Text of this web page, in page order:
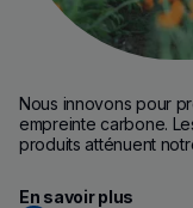
Nous innovons pour
empreinte carbone.
produits atténuent
En savoir plus